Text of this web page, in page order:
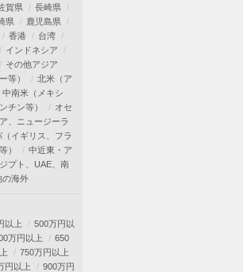
賀県
長崎県
県
鹿児島県
香港
台湾
インドネシア
その他アジア
等）
北米（ア
中南米（メキシ
チン等）
オセ
、ニュージーラ
（イギリス、フラ
）
中近東・ア
プト、UAE、南
の海外
以上
500万円以
万円以上
650
750万円以上
円以上
900万円